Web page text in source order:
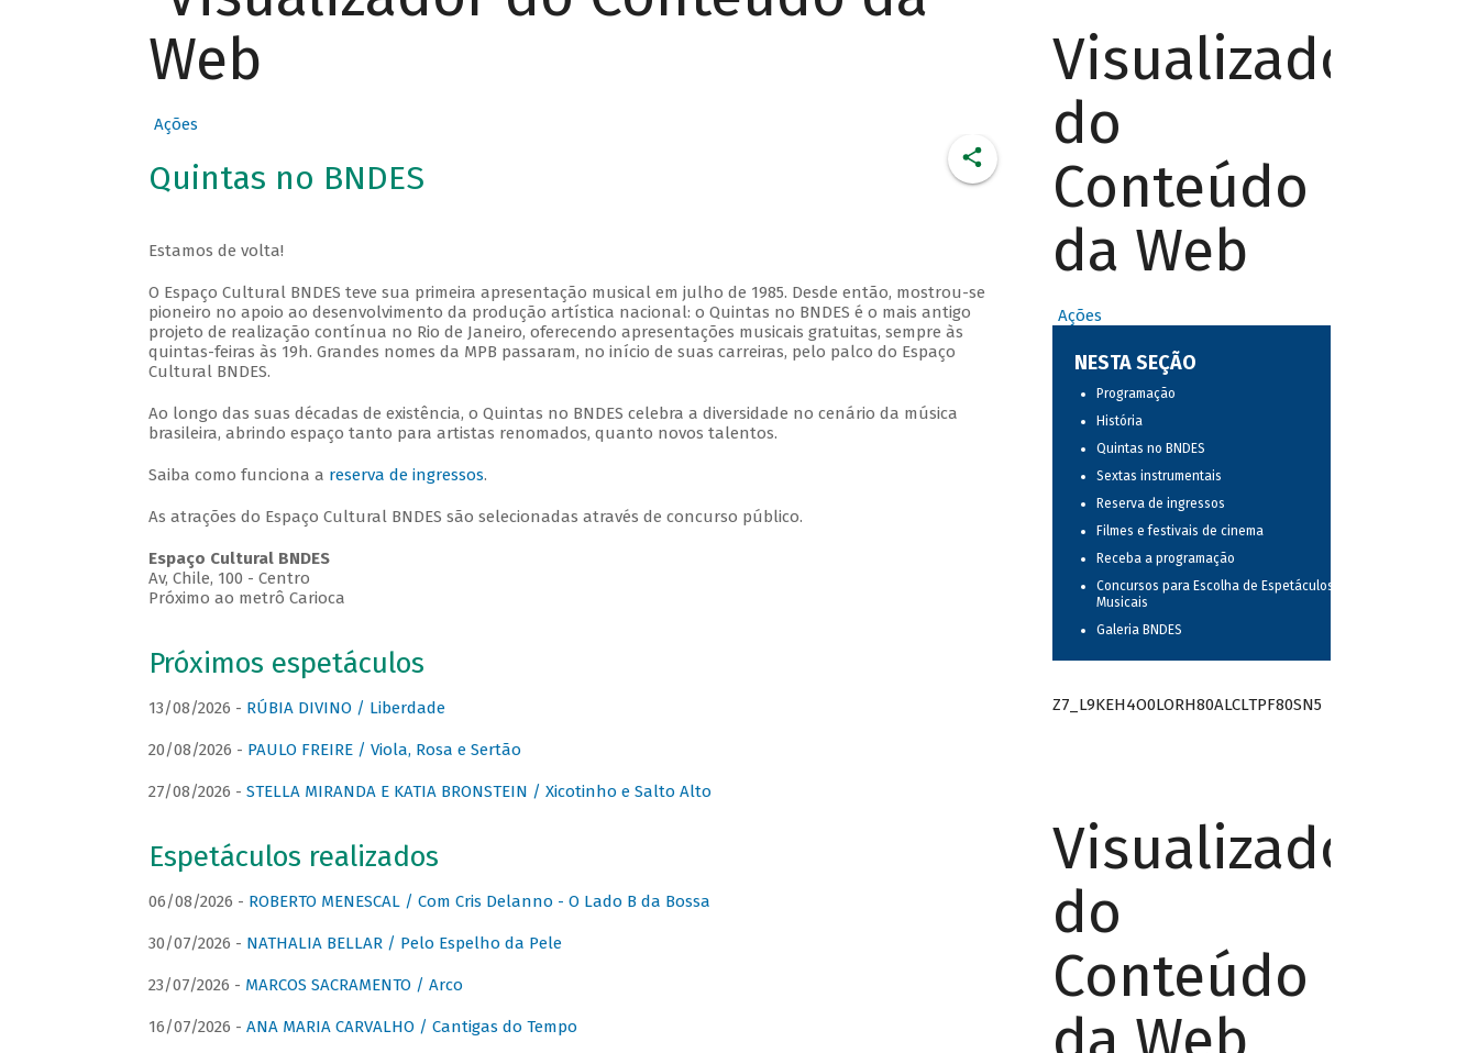
Web
Ações
Quintas no BNDES
Estamos de volta!
O Espaço Cultural BNDES teve sua primeira apresentação musical em julho de 1985. Desde então, mostrou-se
pioneiro no apoio ao desenvolvimento da produção artística nacional: o Quintas no BNDES é o mais antigo
projeto de realização contínua no Rio de Janeiro, oferecendo apresentações musicais gratuitas, sempre às
quintas-feiras às 19h. Grandes nomes da MPB passaram, no início de suas carreiras, pelo palco do Espaço
Cultural BNDES.
Ao longo das suas décadas de existência, o Quintas no BNDES celebra a diversidade no cenário da música
brasileira, abrindo espaço tanto para artistas renomados, quanto novos talentos.
Saiba como funciona a reserva de ingressos.
As atrações do Espaço Cultural BNDES são selecionadas através de concurso público.
Espaço Cultural BNDES
Av, Chile, 100 - Centro
Próximo ao metrô Carioca
Próximos espetáculos
13/08/2026 - RÚBIA DIVINO / Liberdade
20/08/2026 - PAULO FREIRE / Viola, Rosa e Sertão
27/08/2026 - STELLA MIRANDA E KATIA BRONSTEIN / Xicotinho e Salto Alto
Espetáculos realizados
06/08/2026 - ROBERTO MENESCAL / Com Cris Delanno - O Lado B da Bossa
30/07/2026 - NATHALIA BELLAR / Pelo Espelho da Pele
23/07/2026 - MARCOS SACRAMENTO / Arco
16/07/2026 - ANA MARIA CARVALHO / Cantigas do Tempo
Visualizador
do
Conteúdo
da Web
Ações
NESTA SEÇÃO
Programação
História
Quintas no BNDES
Sextas instrumentais
Reserva de ingressos
Filmes e festivais de cinema
Receba a programação
Concursos para Escolha de Espetáculos
Musicais
Galeria BNDES
Z7_L9KEH4O0LORH80ALCLTPF80SN5
Visualizador
do
Conteúdo